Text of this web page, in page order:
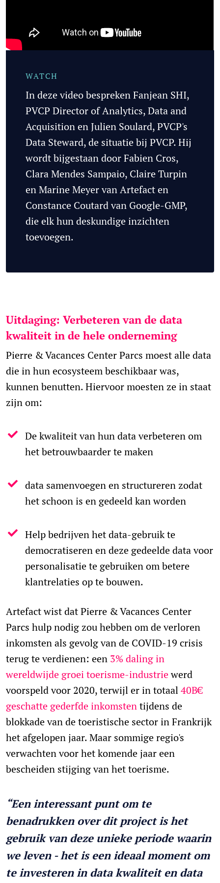
In deze video bespreken Fanjean SHI,
PVCP Director of Analytics, Data and
Acquisition en Julien Soulard, PVCP's
Data Steward, de situatie bij PVCP. Hij
wordt bijgestaan door Fabien Cros,
Clara Mendes Sampaio, Claire Turpin
en Marine Meyer van Artefact en
Constance Coutard van Google-GMP,
die elk hun deskundige inzichten
toevoegen.
Uitdaging: Verbeteren van de data
kwaliteit in de hele onderneming
Pierre & Vacances Center Parcs moest alle data
die in hun ecosysteem beschikbaar was,
kunnen benutten. Hiervoor moesten ze in staat
zijn om:
De kwaliteit van hun data verbeteren om
het betrouwbaarder te maken
data samenvoegen en structureren zodat
het schoon is en gedeeld kan worden
Help bedrijven het data-gebruik te
democratiseren en deze gedeelde data voor
personalisatie te gebruiken om betere
klantrelaties op te bouwen.
Artefact wist dat Pierre & Vacances Center
Parcs hulp nodig zou hebben om de verloren
inkomsten als gevolg van de COVID-19 crisis
terug te verdienen: een 3% daling in
wereldwijde groei toerisme-industriewerd
voorspeld voor 2020, terwijl er in totaal40B€
geschatte gederfde inkomstentijdens de
blokkade van de toeristische sector in Frankrijk
het afgelopen jaar. Maar sommige regio's
verwachten voor het komende jaar een
bescheiden stijging van het toerisme.
“Een interessant punt om te
benadrukken over dit project is het
gebruik van deze unieke periode waarin
we leven - het is een ideaal moment om
te investeren in data kwaliteit en data